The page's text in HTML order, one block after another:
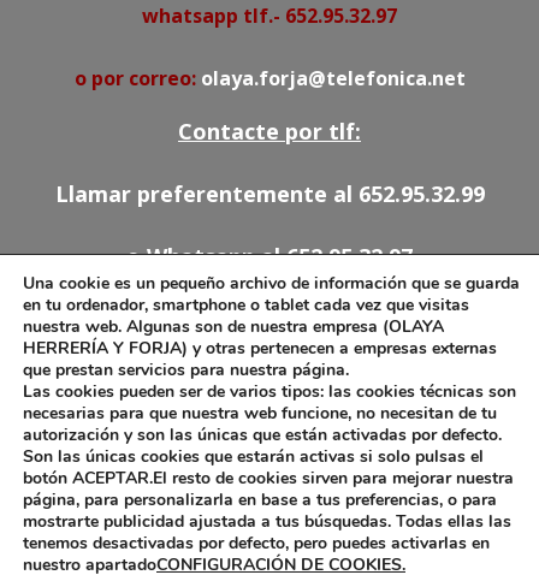
whatsapp tlf.- 652.95.32.97
o por correo: olaya.forja@telefonica.net
Contacte por tlf:
Llamar preferentemente al 652.95.32.99
o Whatsapp al 652.95.32.97
91.527.54.78
652.95.32.97
olaya.forja@telefonica.net
Aviso Legal
Política de Cookies
Una cookie es un pequeño archivo de información que se guarda
en tu ordenador, smartphone o tablet cada vez que visitas
nuestra web. Algunas son de nuestra empresa (OLAYA
HERRERÍA Y FORJA) y otras pertenecen a empresas externas
que prestan servicios para nuestra página.
Las cookies pueden ser de varios tipos: las cookies técnicas son
necesarias para que nuestra web funcione, no necesitan de tu
autorización y son las únicas que están activadas por defecto.
Son las únicas cookies que estarán activas si solo pulsas el
botón ACEPTAR.El resto de cookies sirven para mejorar nuestra
página, para personalizarla en base a tus preferencias, o para
mostrarte publicidad ajustada a tus búsquedas. Todas ellas las
tenemos desactivadas por defecto, pero puedes activarlas en
nuestro apartadoCONFIGURACIÓN DE COOKIES.